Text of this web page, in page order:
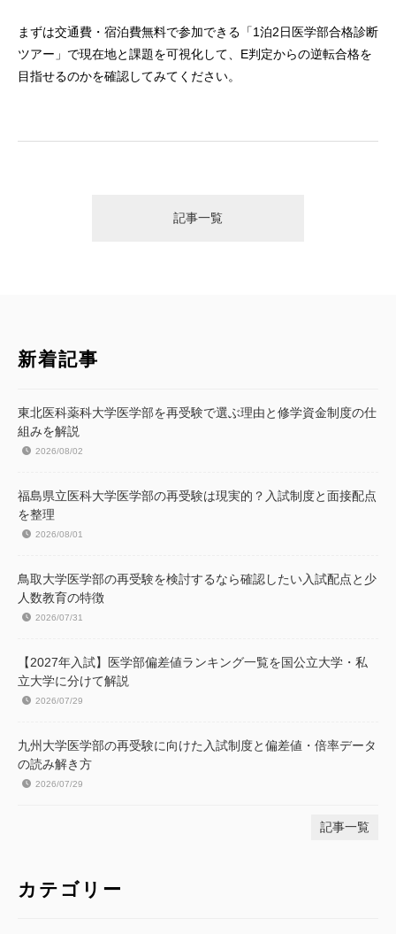
まずは交通費・宿泊費無料で参加できる「1泊2日医学部合格診断
ツアー」で現在地と課題を可視化して、E判定からの逆転合格を
目指せるのかを確認してみてください。
記事一覧
新着記事
東北医科薬科大学医学部を再受験で選ぶ理由と修学資金制度の仕
組みを解説
2026/08/02
福島県立医科大学医学部の再受験は現実的？入試制度と面接配点
を整理
2026/08/01
鳥取大学医学部の再受験を検討するなら確認したい入試配点と少
人数教育の特徴
2026/07/31
【2027年入試】医学部偏差値ランキング一覧を国公立大学・私
立大学に分けて解説
2026/07/29
九州大学医学部の再受験に向けた入試制度と偏差値・倍率データ
の読み解き方
2026/07/29
記事一覧
カテゴリー